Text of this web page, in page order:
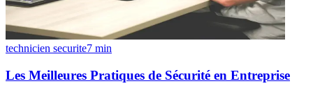
technicien securite7 min
Les Meilleures Pratiques de Sécurité en Entreprise